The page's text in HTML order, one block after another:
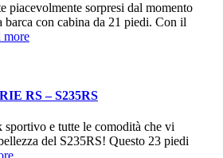
piacevolmente sorpresi dal momento
barca con cabina da 21 piedi. Con il
more
RS – S235RS
e tutte le comodità che vi
del S235RS! Questo 23 piedi